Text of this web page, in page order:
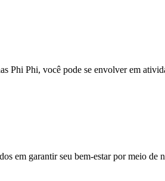
Phi Phi, você pode se envolver em
em garantir seu bem-estar por meio de